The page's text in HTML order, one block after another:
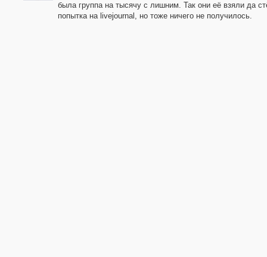
была группа на тысячу с лишним. Так они её взяли да
попытка на livejournal, но тоже ничего не получилось.